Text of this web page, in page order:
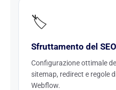
🏷️
Sfruttamento del
Configurazione ottimale
sitemap, redirect e regole
Webflow.